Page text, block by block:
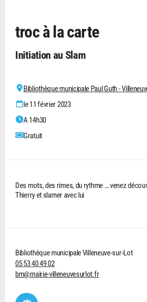
troc à la carte
Initiation au Slam
Bibliothèque municipale Paul Guth -
le 11 février 2023
A 14h30
Gratuit
Des mots, des rimes, du rythme … venez
Thierry et slamer avec lui
Bibliothèque municipale Villeneuve-sur-Lot
05 53 40 49 02
bm@mairie-villeneuvesurlot.fr